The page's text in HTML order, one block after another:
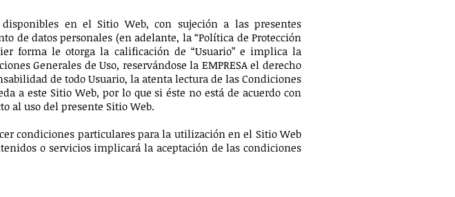
en el Sitio Web, con sujeción a las presentes
de datos personales (en adelante, la “Política de Protección
forma le otorga la calificación de “Usuario” e implica la
Generales de Uso, reservándose la EMPRESA el derecho
de todo Usuario, la atenta lectura de las Condiciones
a este Sitio Web, por lo que si éste no está de acuerdo con
al uso del presente Sitio Web.
condiciones particulares para la utilización en el Sitio Web
o servicios implicará la aceptación de las condiciones